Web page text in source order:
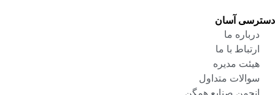
دسترسی آسان
درباره ما
ارتباط با ما
هیئت مدیره
سوالات متداول